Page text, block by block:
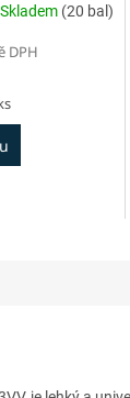
Skladem (20 bal)
DPH